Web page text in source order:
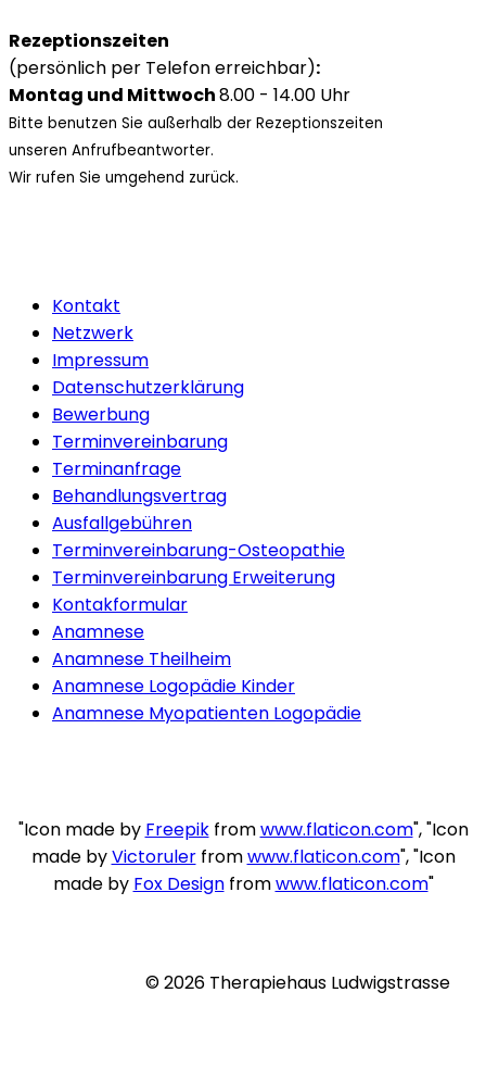
Rezeptionszeiten
(persönlich per Telefon erreichbar):
Montag und Mittwoch8.00 - 14.00 Uhr
Bitte benutzen Sie außerhalb der Rezeptionszeiten
unseren Anfrufbeantworter.
Wir rufen Sie umgehend zurück.
Kontakt
Netzwerk
Impressum
Datenschutzerklärung
Bewerbung
Terminvereinbarung
Terminanfrage
Behandlungsvertrag
Ausfallgebühren
Terminvereinbarung-Osteopathie
Terminvereinbarung Erweiterung
Kontakformular
Anamnese
Anamnese Theilheim
Anamnese Logopädie Kinder
Anamnese Myopatienten Logopädie
"Icon made by Freepikfromwww.flaticon.com", "Icon
made byVictorulerfromwww.flaticon.com", "Icon
made by Fox Designfromwww.flaticon.com"
© 2026 Therapiehaus Ludwigstrasse